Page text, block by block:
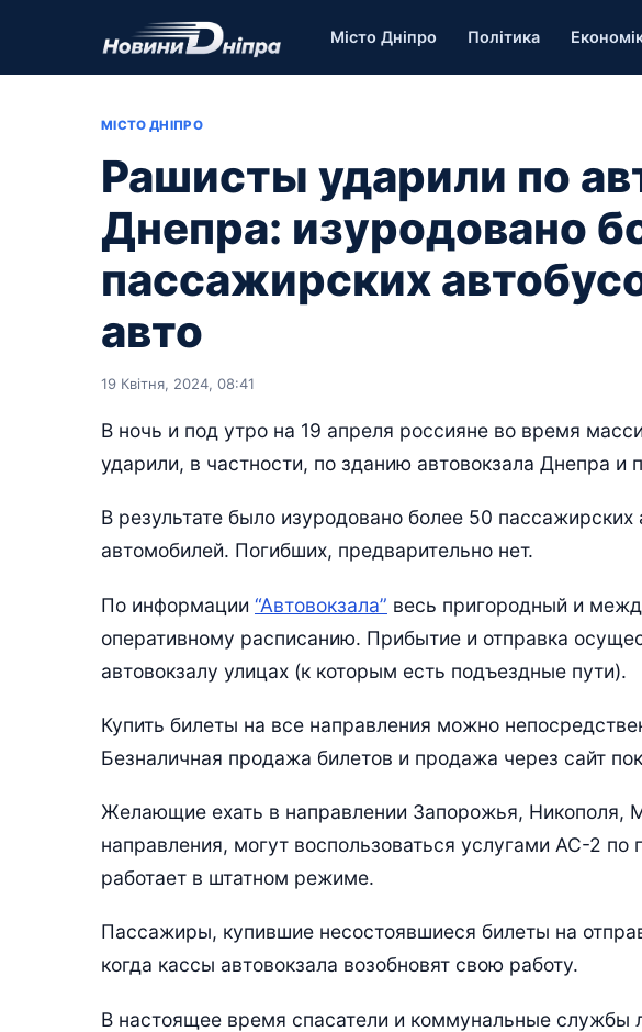
Місто Дніпро Політика
МІСТО ДНІПРО
Рашисты ударили по
Днепра: изуродовано
пассажирских
авто
19 Квітня, 2024, 08:41
В ночь и под утро на 19 апреля россияне во время
ударили, в частности, по зданию автовокзала Днепра
В результате было изуродовано более 50 пассажирских
автомобилей. Погибших, предварительно нет.
По информации “Автовокзала” весь пригородный и
оперативному расписанию. Прибытие и отправка
автовокзалу улицах (к которым есть подъездные пути).
Купить билеты на все направления можно
Безналичная продажа билетов и продажа через сайт
Желающие ехать в направлении Запорожья, Никополя,
направления, могут воспользоваться услугами АС-2 по
работает в штатном режиме.
Пассажиры, купившие несостоявшиеся билеты на
когда кассы автовокзала возобновят свою работу.
В настоящее время спасатели и коммунальные службы